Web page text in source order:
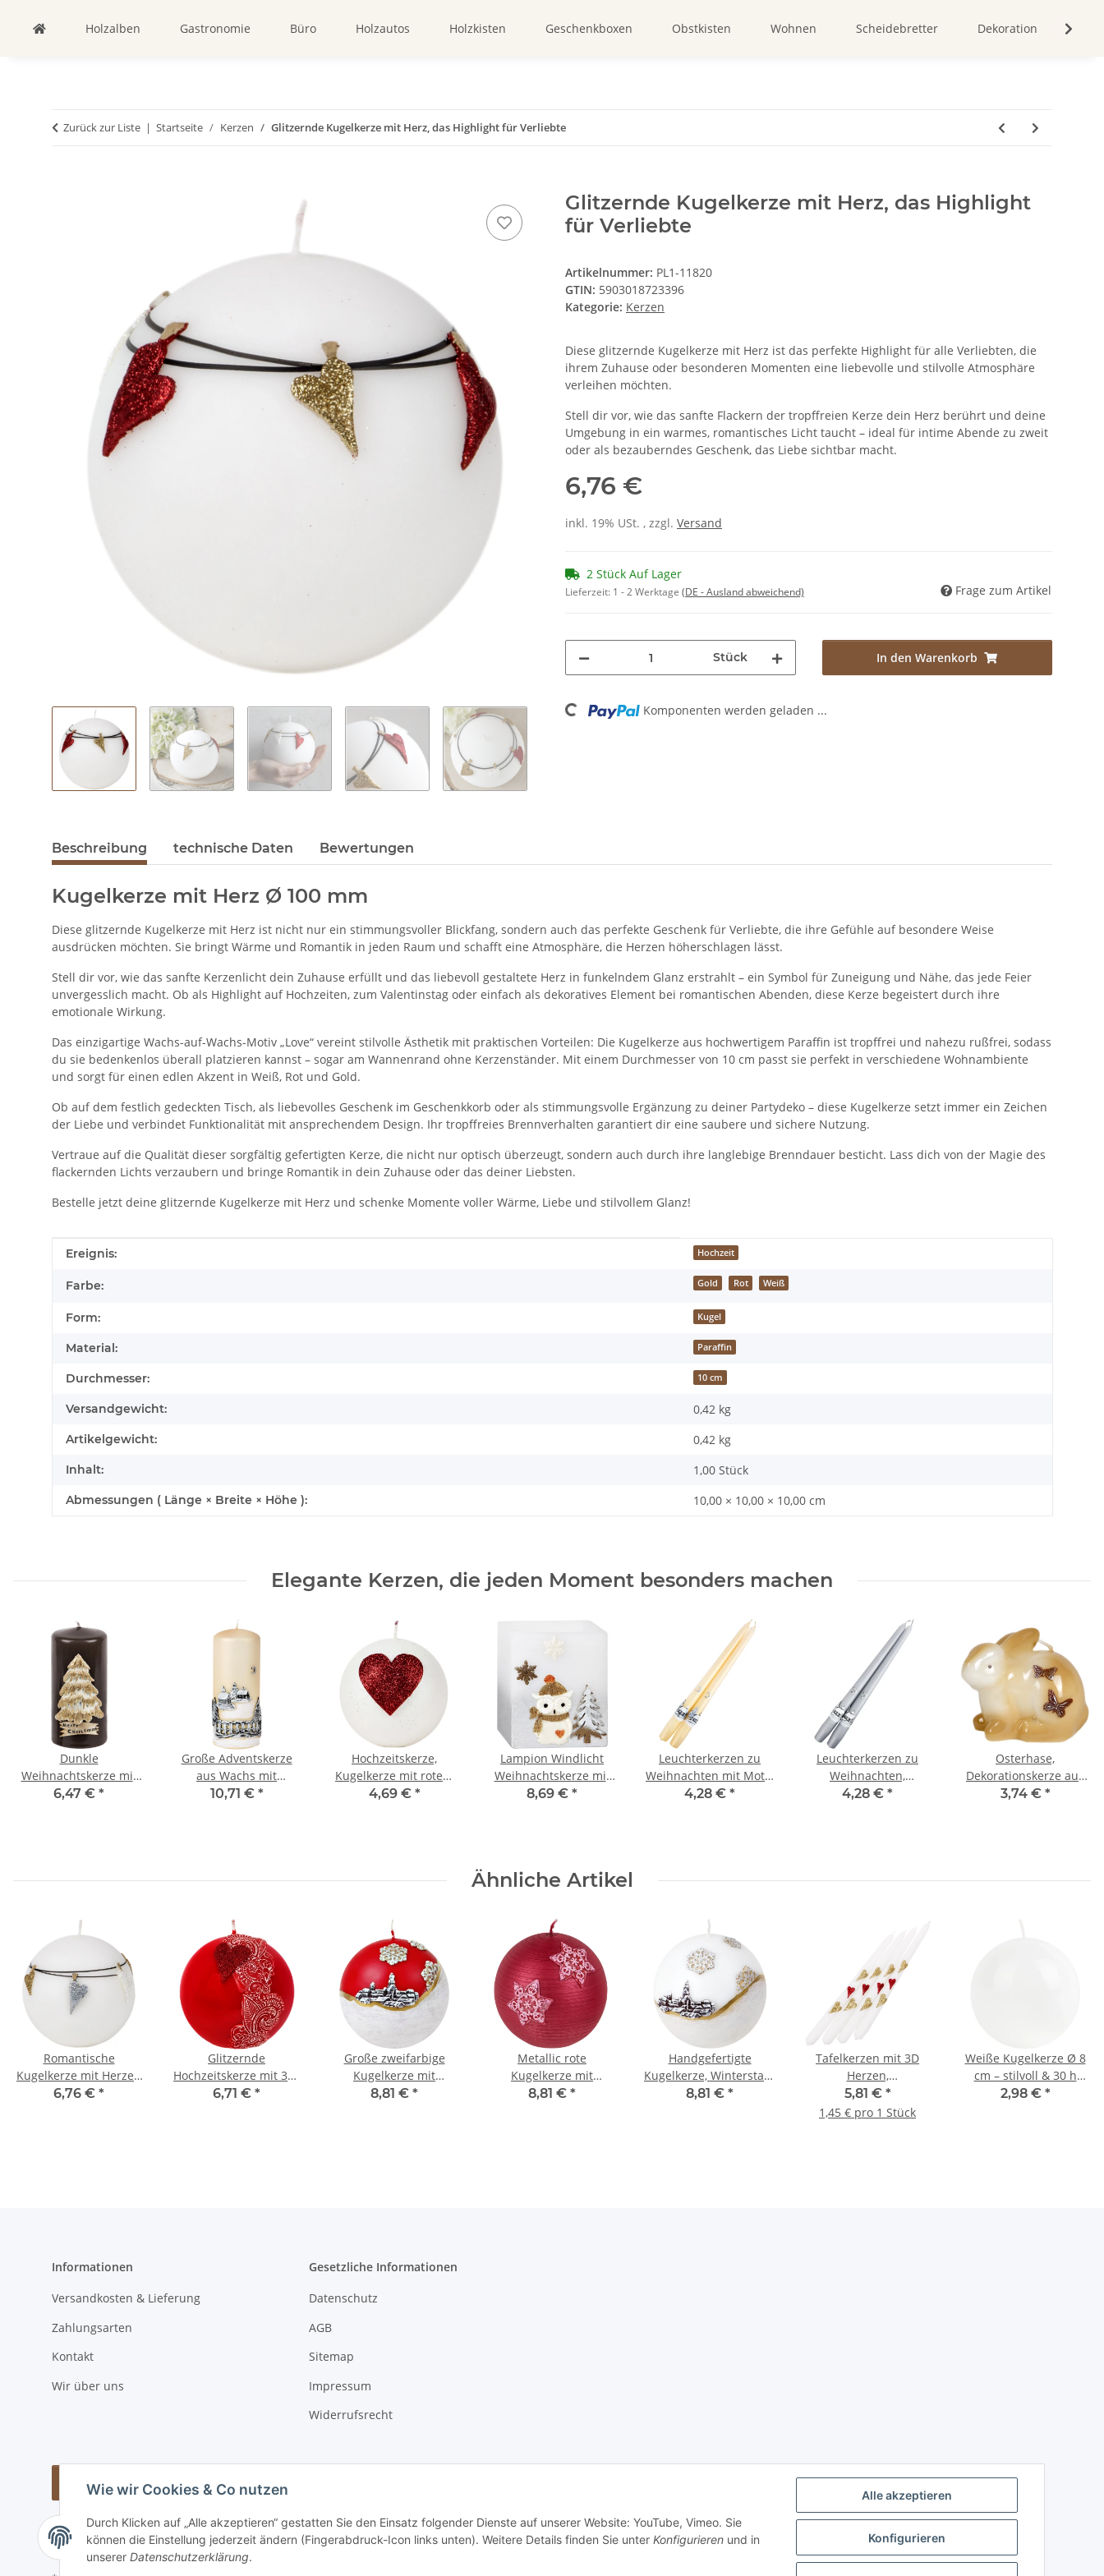
Alle akzeptieren
Konfigurieren
Wie wir Cookies & Co nutzen
Durch Klicken auf „Alle akzeptieren“ gestatten Sie den Einsatz folgender Dienste auf unserer Website: YouTube, Vimeo. Sie
können die Einstellung jederzeit ändern (Fingerabdruck-Icon links unten). Weitere Details finden Sie unter Konfigurieren und in
unserer Datenschutzerklärung.
Holzalben Gastronomie Büro Holzautos Holzkisten Geschenkboxen Obstkisten Wohnen Scheidebretter Dekoration
Zurück zur Liste Startseite Kerzen Glitzernde Kugelkerze mit Herz, das Highlight für Verliebte
Glitzernde Kugelkerze mit Herz, das Highlight
für Verliebte
Artikelnummer: PL1-11820
GTIN: 5903018723396
Kategorie: Kerzen
Diese glitzernde Kugelkerze mit Herz ist das perfekte Highlight für alle Verliebten, die
ihrem Zuhause oder besonderen Momenten eine liebevolle und stilvolle Atmosphäre
verleihen möchten.
Stell dir vor, wie das sanfte Flackern der tropffreien Kerze dein Herz berührt und deine
Umgebung in ein warmes, romantisches Licht taucht – ideal für intime Abende zu zweit
oder als bezauberndes Geschenk, das Liebe sichtbar macht.
6,76 €
inkl. 19% USt. , zzgl. Versand
2 Stück Auf Lager
Lieferzeit: 1 - 2 Werktage (DE - Ausland abweichend) Frage zum Artikel
Stück In den Warenkorb
Loading... Komponenten werden geladen ...
Beschreibung technische Daten Bewertungen
Kugelkerze mit Herz Ø 100 mm
Diese glitzernde Kugelkerze mit Herz ist nicht nur ein stimmungsvoller Blickfang, sondern auch das perfekte Geschenk für Verliebte, die ihre Gefühle auf besondere Weise
ausdrücken möchten. Sie bringt Wärme und Romantik in jeden Raum und schafft eine Atmosphäre, die Herzen höherschlagen lässt.
Stell dir vor, wie das sanfte Kerzenlicht dein Zuhause erfüllt und das liebevoll gestaltete Herz in funkelndem Glanz erstrahlt – ein Symbol für Zuneigung und Nähe, das jede Feier
unvergesslich macht. Ob als Highlight auf Hochzeiten, zum Valentinstag oder einfach als dekoratives Element bei romantischen Abenden, diese Kerze begeistert durch ihre
emotionale Wirkung.
Das einzigartige Wachs-auf-Wachs-Motiv „Love“ vereint stilvolle Ästhetik mit praktischen Vorteilen: Die Kugelkerze aus hochwertigem Paraffin ist tropffrei und nahezu rußfrei, sodass
du sie bedenkenlos überall platzieren kannst – sogar am Wannenrand ohne Kerzenständer. Mit einem Durchmesser von 10 cm passt sie perfekt in verschiedene Wohnambiente
und sorgt für einen edlen Akzent in Weiß, Rot und Gold.
Ob auf dem festlich gedeckten Tisch, als liebevolles Geschenk im Geschenkkorb oder als stimmungsvolle Ergänzung zu deiner Partydeko – diese Kugelkerze setzt immer ein Zeichen
der Liebe und verbindet Funktionalität mit ansprechendem Design. Ihr tropffreies Brennverhalten garantiert dir eine saubere und sichere Nutzung.
Vertraue auf die Qualität dieser sorgfältig gefertigten Kerze, die nicht nur optisch überzeugt, sondern auch durch ihre langlebige Brenndauer besticht. Lass dich von der Magie des
flackernden Lichts verzaubern und bringe Romantik in dein Zuhause oder das deiner Liebsten.
Bestelle jetzt deine glitzernde Kugelkerze mit Herz und schenke Momente voller Wärme, Liebe und stilvollem Glanz!
Produkteigenschaft
Wert
Ereignis: Hochzeit
Farbe: Gold Rot Weiß
Form: Kugel
Material: Paraffin
Durchmesser: 10 cm
Versandgewicht: 0,42 kg
Artikelgewicht: 0,42 kg
Inhalt: 1,00 Stück
Abmessungen ( Länge × Breite × Höhe ): 10,00 × 10,00 × 10,00 cm
Elegante Kerzen, die jeden Moment besonders machen
Dunkle
Weihnachtskerze mit
goldenem
6,47 € *
Große Adventskerze
aus Wachs mit
Weihnachtsmotiv aus
10,71 € *
Hochzeitskerze,
Kugelkerze mit rotem
Herz als Liebesbeweis
4,69 € *
Lampion Windlicht
Weihnachtskerze mit
Eulenmotiv und
8,69 € *
Leuchterkerzen zu
Weihnachten mit Motiv
aus Wachs, Spitzkerzen
4,28 € *
Leuchterkerzen zu
Weihnachten,
Tafelkerzen,
4,28 € *
Osterhase,
Dekorationskerze aus
Wachs, Osterkerze,
3,74 € *
Ähnliche Artikel
Romantische
Kugelkerze mit Herzen
für deinen
6,76 € *
Glitzernde
Hochzeitskerze mit 3D-
Wachsmotiv
6,71 € *
Große zweifarbige
Kugelkerze mit
Weihnachtsmotiv im
8,81 € *
Metallic rote
Kugelkerze mit
Schneeflocken,
8,81 € *
Handgefertigte
Kugelkerze, Winterstadt
mit Schneeflocken
8,81 € *
Tafelkerzen mit 3D
Herzen,
Hochzeitskerzen 4er-
Set Spitzkerzen
5,81 € *
1,45 € pro 1 Stück
Weiße Kugelkerze Ø 8
cm – stilvoll & 30 h
Brenndauer
2,98 € *
Informationen
Versandkosten & Lieferung
Zahlungsarten
Kontakt
Wir über uns
Gesetzliche Informationen
Datenschutz
AGB
Sitemap
Impressum
Widerrufsrecht
Vertrag widerrufen